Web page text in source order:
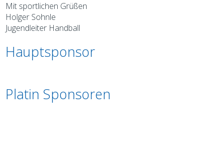
Mit sportlichen Grüßen
Holger Sohnle
Jugendleiter Handball
Hauptsponsor
Platin Sponsoren